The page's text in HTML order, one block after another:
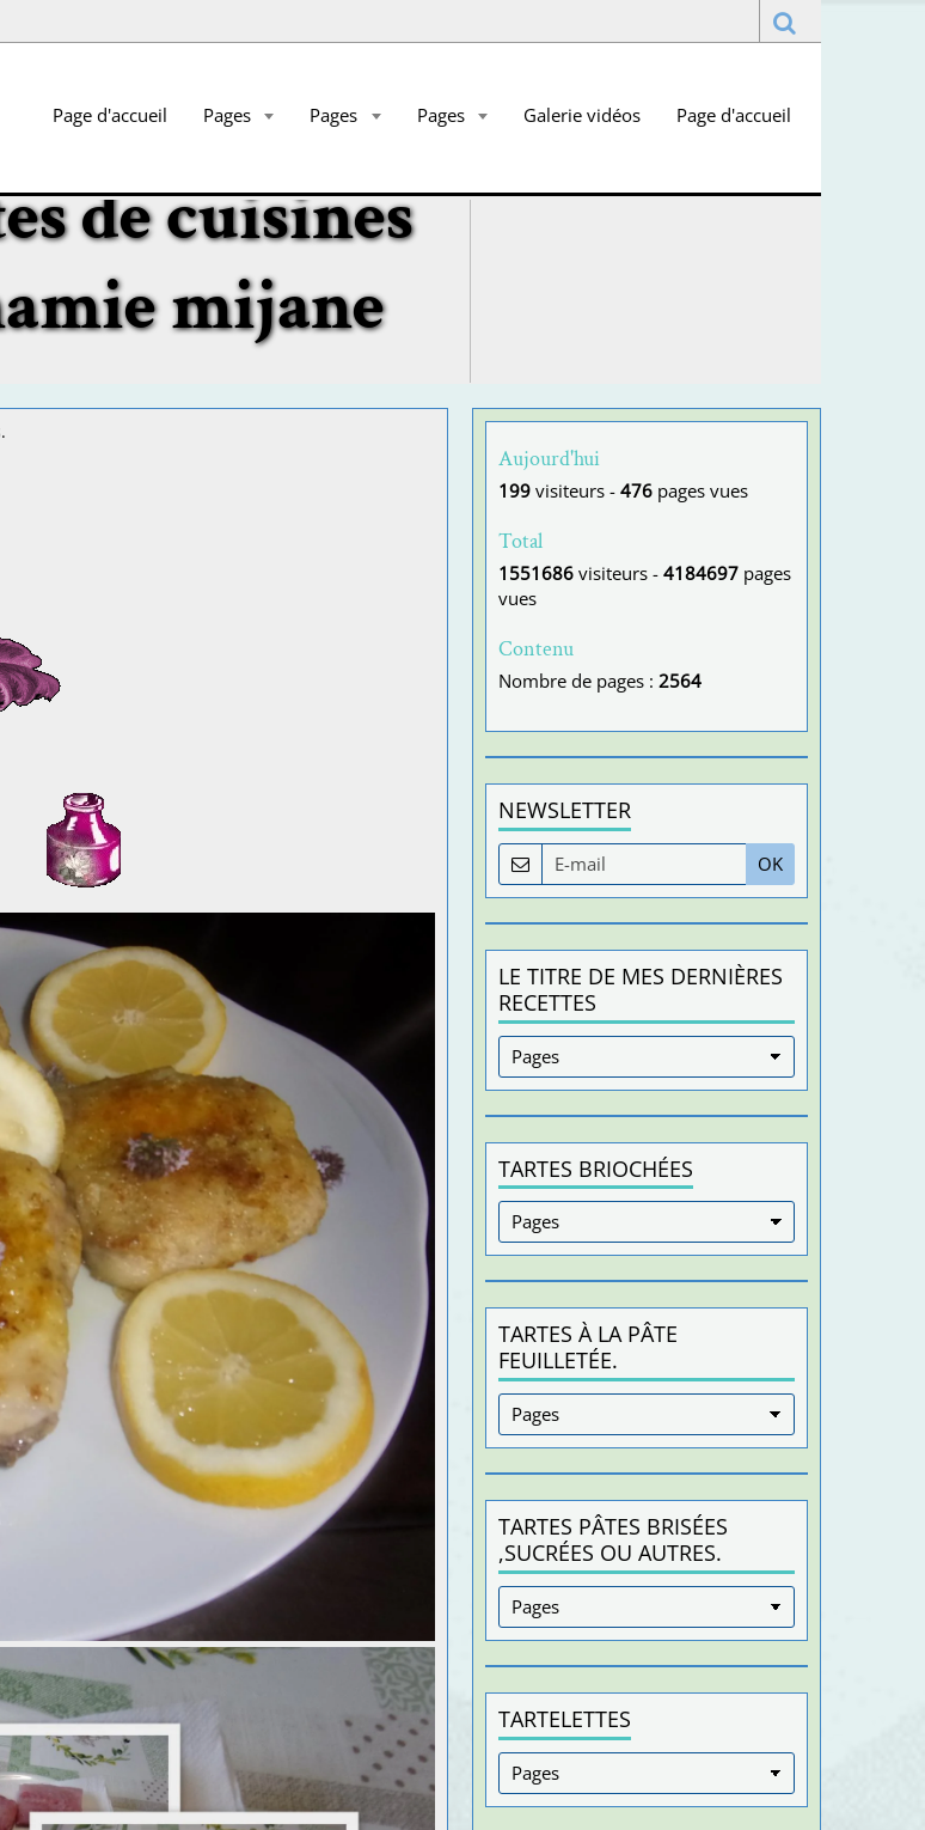
Page d'accueil Pages Pages Pages Galerie vidéos Page d'accueil
de cuisines
mijane
Aujourd'hui
199visiteurs - 476pages vues
Total
1551686visiteurs - 4184697pages
vues
Contenu
Nombre de pages : 2564
NEWSLETTER
OK
LE TITRE DE MES DERNIÈRES
RECETTES
TARTES BRIOCHÉES
TARTES À LA PÂTE
FEUILLETÉE.
TARTES PÂTES BRISÉES
,SUCRÉES OU AUTRES.
TARTELETTES